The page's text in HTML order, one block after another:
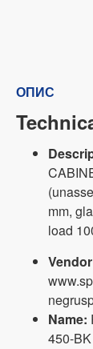
ОПИС
mm,
load
Name:
450-